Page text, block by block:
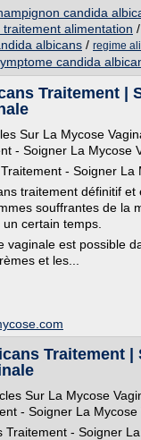
candida
alimentation /
albicans / regime
candida
Traitement |
Sur La Mycose
- Soigner La Mycose
- Soigner La
traitement définitif et
souffrantes de la
certain temps.
vaginale est possible
et les...
Traitement |
Sur La Mycose
- Soigner La Mycose
Traitement - Soigner